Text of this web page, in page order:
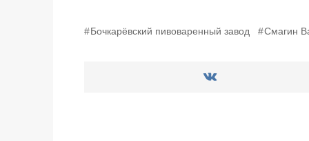
Бочкарёвский пивоваренный завод Смагин